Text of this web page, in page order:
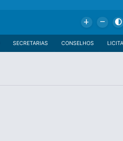
Add Remove Contrast
CONSELHOS
SECRETARIAS